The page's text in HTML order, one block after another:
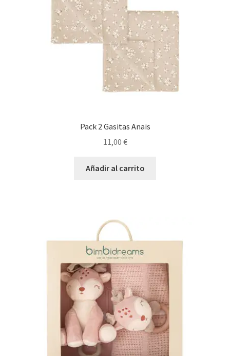
Pack 2 Gasitas Anais
11,00 €
Añadir al carrito